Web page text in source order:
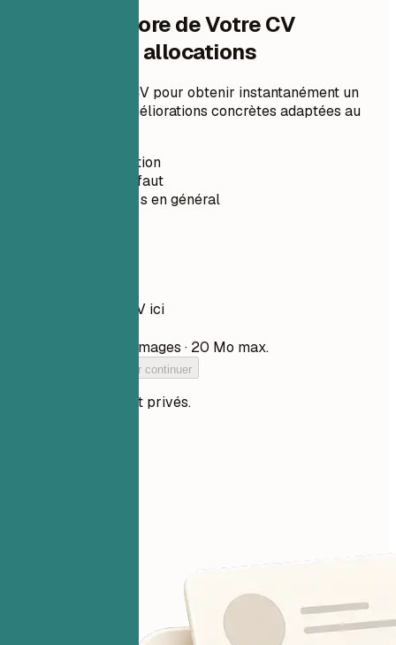
Vérifiez le Score de Votre CV
Analyste des allocations
Téléchargez votre CV pour obtenir instantanément un
score ATS et des améliorations concrètes adaptées au
Sans inscription
Privé par défaut
Moins de 30 s en général
Déposez votre CV ici
PDF, DOCX, TXT et images · 20 Mo max.
Ajoutez votre CV pour continuer
Vos fichiers restent privés.